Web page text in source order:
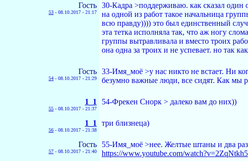
Гость
53 - 08.10.2017 - 21:17
30-Кадра >поддерживаю. как сказал
на одной из работ такое начальница
всю правду)))) это был единственный
эта тетка исполняла так, что аж ногу
группы вытравливала и вместо троих
она одна за троих и не успевает. но так
Гость
54 - 08.10.2017 - 21:29
33-Имя_моё >у нас никто не встает. Ни
безумно важные люди, все сидят. Как мы
1_1
55 - 08.10.2017 - 21:37
54-Фрекен Снорк > далеко вам до них))
1_1
56 - 08.10.2017 - 21:38
три близнеца)
Гость
57 - 08.10.2017 - 21:40
55-Имя_моё >нее. Желтые штаны и два
https://www.youtube.com/